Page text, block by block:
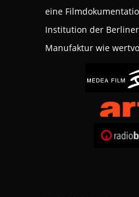
eine
Institution der
Manufaktur wie